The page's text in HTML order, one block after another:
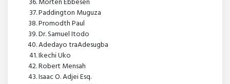
Morten Ebbesen
Paddington Muguza
Promodth Paul
Dr. Samuel Itodo
Adedayo traAdesugba
Ikechi Uko
Robert Mensah
Isaac O. Adjei Esq.